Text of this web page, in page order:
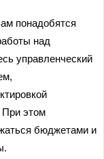
понадобятся
над
управленческий
При этом
бюджетами и